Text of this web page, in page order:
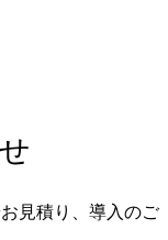
見積り、導入のご